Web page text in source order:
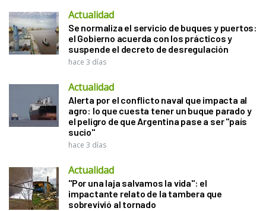
Actualidad
Se normaliza el servicio de buques y puertos:
el Gobierno acuerda con los prácticos y
suspende el decreto de desregulación
hace 3 días
Actualidad
Alerta por el conflicto naval que impacta al
agro: lo que cuesta tener un buque parado y
el peligro de que Argentina pase a ser "país
sucio"
hace 3 días
Actualidad
"Por una laja salvamos la vida": el
impactante relato de la tambera que
sobrevivió al tornado